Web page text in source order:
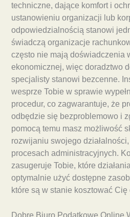
techniczne, dające komfort i
ustanowieniu organizacji lub
odpowiedzialnością stanowi
świadczą organizacje
często nie mają doświadczenia
ekonomicznej, więc doradztwo
specjalisty stanowi bezcenne.
wesprze Tobie w sprawie
procedur, co zagwarantuje, że
odbędzie się bezproblemowo i
pomocą temu masz możliwość
rozwijaniu swojego
procesach administracyjnych.
zasugeruje Tobie, które
optymalnie użyć dostępne
które są w stanie kosztować Cię
Dobre Biuro Podatkowe Online